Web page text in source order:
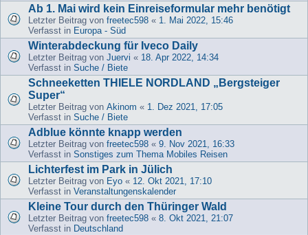
Ab 1. Mai wird kein Einreiseformular mehr benötigt
Letzter Beitrag von freetec598 « 1. Mai 2022, 15:46
Verfasst in Europa - Süd
Winterabdeckung für Iveco Daily
Letzter Beitrag von Juervi « 18. Apr 2022, 14:34
Verfasst in Suche / Biete
Schneeketten THIELE NORDLAND „Bergsteiger
Super“
Letzter Beitrag von Akinom « 1. Dez 2021, 17:05
Verfasst in Suche / Biete
Adblue könnte knapp werden
Letzter Beitrag von freetec598 « 9. Nov 2021, 16:33
Verfasst in Sonstiges zum Thema Mobiles Reisen
Lichterfest im Park in Jülich
Letzter Beitrag von Eyo « 12. Okt 2021, 17:10
Verfasst in Veranstaltungenskalender
Kleine Tour durch den Thüringer Wald
Letzter Beitrag von freetec598 « 8. Okt 2021, 21:07
Verfasst in Deutschland